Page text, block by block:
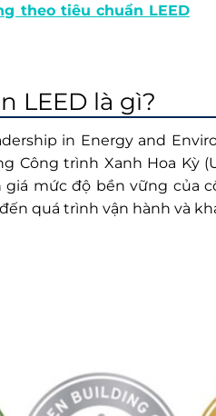
theo tiêu chuẩn LEED
công năng và giá trị lâu
LEED là gì?
in Energy and
Công trình Xanh Hoa Kỳ
mức độ bền vững của
quá trình vận hành và